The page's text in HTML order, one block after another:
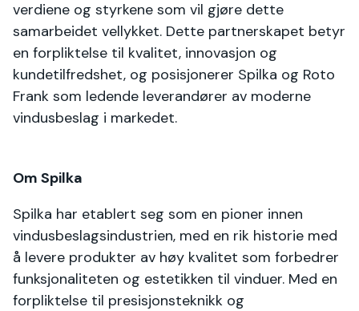
verdiene og styrkene som vil gjøre dette
samarbeidet vellykket. Dette partnerskapet betyr
en forpliktelse til kvalitet, innovasjon og
kundetilfredshet, og posisjonerer Spilka og Roto
Frank som ledende leverandører av moderne
vindusbeslag i markedet.
Om Spilka
Spilka har etablert seg som en pioner innen
vindusbeslagsindustrien, med en rik historie med
å levere produkter av høy kvalitet som forbedrer
funksjonaliteten og estetikken til vinduer. Med en
forpliktelse til presisjonsteknikk og